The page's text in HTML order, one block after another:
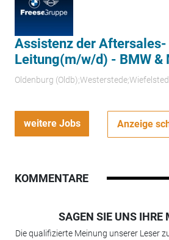
Assistenz der Aftersales-
Leitung(m/w/d) - BMW &
Oldenburg
weitere Jobs Anzeige
KOMMENTARE
SAGEN SIE UNS IHRE
Die qualifizierte Meinung unserer Leser